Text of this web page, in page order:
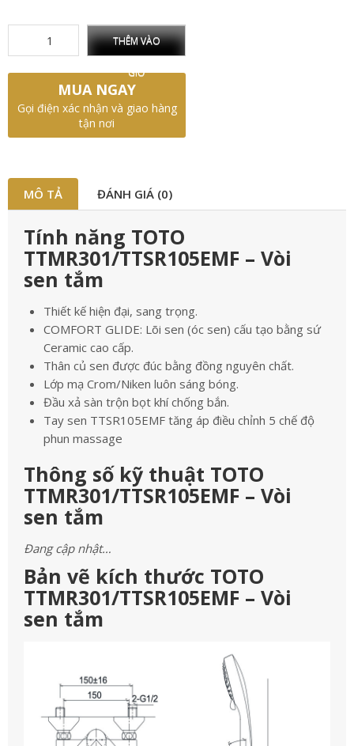
THÊM VÀO
GIỎ
MUA NGAY
Gọi điện xác nhận và giao hàng
tận nơi
MÔ TẢ ĐÁNH GIÁ (0)
Tính năng TOTO
TTMR301/TTSR105EMF – Vòi
sen tắm
Thiết kế hiện đại, sang trọng.
COMFORT GLIDE: Lõi sen (óc sen) cấu tạo bằng sứ
Ceramic cao cấp.
Thân củ sen được đúc bằng đồng nguyên chất.
Lớp mạ Crom/Niken luôn sáng bóng.
Đầu xả sàn trộn bọt khí chống bắn.
Tay sen TTSR105EMF tăng áp điều chỉnh 5 chế độ
phun massage
Thông số kỹ thuật TOTO
TTMR301/TTSR105EMF – Vòi
sen tắm
Đang cập nhật…
Bản vẽ kích thước TOTO
TTMR301/TTSR105EMF – Vòi
sen tắm